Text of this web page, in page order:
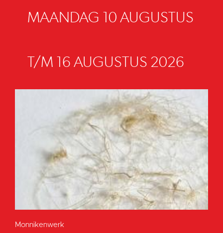
MAANDAG 10 AUGUSTUS
T/M 16 AUGUSTUS 2026
Monnikenwerk